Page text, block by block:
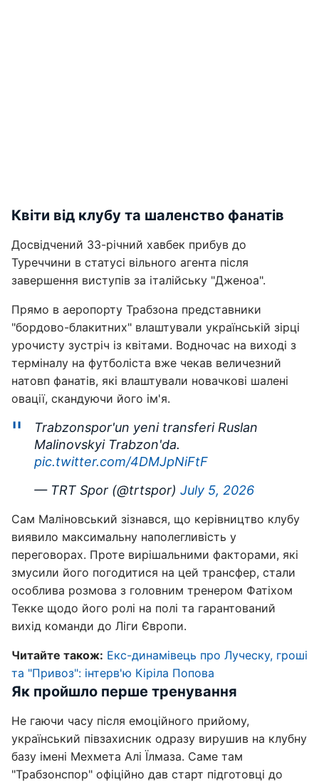
Квіти від клубу та шаленство фанатів
Досвідчений 33-річний хавбек прибув до
Туреччини в статусі вільного агента після
завершення виступів за італійську "Дженоа".
Прямо в аеропорту Трабзона представники
"бордово-блакитних" влаштували українській зірці
урочисту зустріч із квітами. Водночас на виході з
терміналу на футболіста вже чекав величезний
натовп фанатів, які влаштували новачкові шалені
овації, скандуючи його ім'я.
Trabzonspor'un yeni transferi Ruslan
Malinovskyi Trabzon'da.
pic.twitter.com/4DMJpNiFtF
— TRT Spor (@trtspor) July 5, 2026
Сам Маліновський зізнався, що керівництво клубу
виявило максимальну наполегливість у
переговорах. Проте вирішальними факторами, які
змусили його погодитися на цей трансфер, стали
особлива розмова з головним тренером Фатіхом
Текке щодо його ролі на полі та гарантований
вихід команди до Ліги Європи.
Читайте також: Екс-динамівець про Луческу, гроші
та "Привоз": інтерв'ю Кіріла Попова
Як пройшло перше тренування
Не гаючи часу після емоційного прийому,
український півзахисник одразу вирушив на клубну
базу імені Мехмета Алі Їлмаза. Саме там
"Трабзонспор" офіційно дав старт підготовці до